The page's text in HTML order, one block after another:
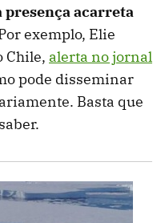
presença acarreta
exemplo, Elie
Chile, alerta no jornal
pode disseminar
Basta que